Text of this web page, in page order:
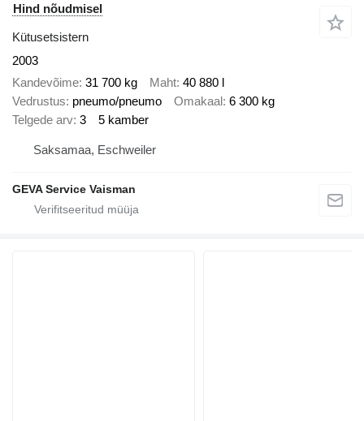
Hind nõudmisel
Kütusetsistern
2003
Kandevõime 31 700 kg Maht 40 880 l
Vedrustus pneumo/pneumo Omakaal 6 300 kg
Telgede arv 3 5 kamber
Saksamaa, Eschweiler
GEVA Service Vaisman